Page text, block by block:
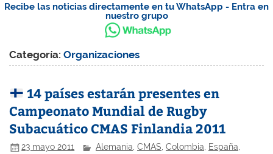
Recibe las noticias directamente en tu WhatsApp - Entra en
nuestro grupo
Categoría:Organizaciones
14 países estarán presentes en
Campeonato Mundial de Rugby
Subacuático CMAS Finlandia 2011
23 mayo 2011 Alemania,CMAS,Colombia, España,